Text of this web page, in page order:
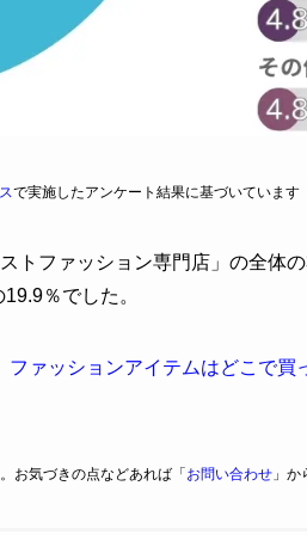
で実施したアンケート結果に基づいていま
トファッション専門店」の全体
％でした。
ァッションアイテムはどこで買
お気づきの点などあれば「 お問い合わせ 」か